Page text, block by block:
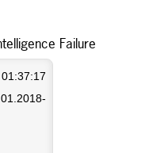
Failure
01:37:17